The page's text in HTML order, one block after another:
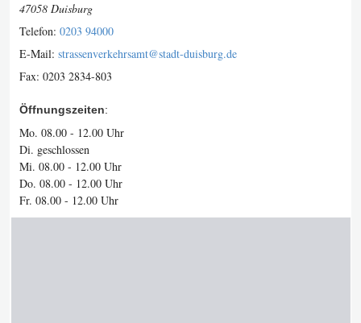
47058 Duisburg
Telefon: 0203 94000
E-Mail: strassenverkehrsamt@stadt-duisburg.de
Fax: 0203 2834-803
Öffnungszeiten:
Mo. 08.00 - 12.00 Uhr
Di. geschlossen
Mi. 08.00 - 12.00 Uhr
Do. 08.00 - 12.00 Uhr
Fr. 08.00 - 12.00 Uhr